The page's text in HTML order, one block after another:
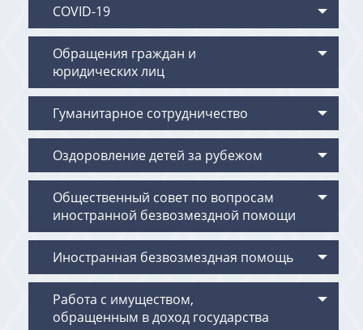
COVID-19
Обращения граждан и
юридических лиц
Гуманитарное сотрудничество
Оздоровление детей за рубежом
Общественный совет по вопросам
иностранной безвозмездной помощи
Иностранная безвозмездная помощь
Работа с имуществом,
обращенным в доход государства